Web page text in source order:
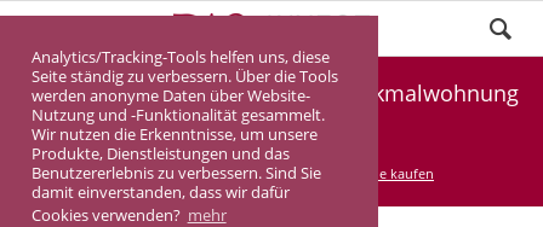
Analytics/Tracking-Tools helfen uns, diese
Seite ständig zu verbessern. Über die Tools
werden anonyme Daten über Website-
Nutzung und -Funktionalität gesammelt.
Wir nutzen die Erkenntnisse, um unsere
Produkte, Dienstleistungen und das
Benutzererlebnis zu verbessern. Sind Sie
damit einverstanden, dass wir dafür
Cookies verwenden? mehr
Denkmalimmobilie Würselen, Denkmalwohnung
Würselen
DASINVEST Service Denkmalimmobilie kaufen